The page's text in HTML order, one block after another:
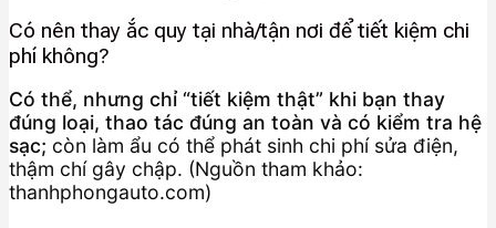
Có nên thay ắc quy tại nhà/tận nơi để tiết kiệm chi
phí không?
Có thể, nhưng chỉ “tiết kiệm thật” khi bạn thay
đúng loại, thao tác đúng an toàn và có kiểm tra hệ
sạc; còn làm ẩu có thể phát sinh chi phí sửa điện,
thậm chí gây chập. (Nguồn tham khảo:
thanhphongauto.com)